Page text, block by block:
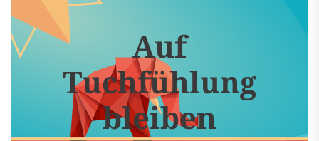
Auf
Tuchfühlung
bleiben